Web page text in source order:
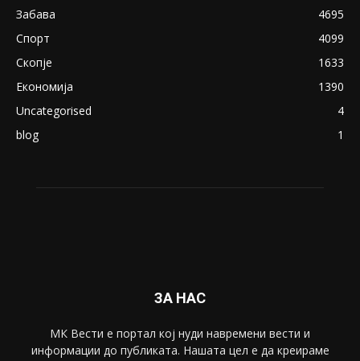
Забава
4695
Спорт
4099
Скопје
1633
Економија
1390
Uncategorised
4
blog
1
ЗА НАС
МК Вести е портал коj нуди навремени вести и
информации до публиката. Нашата цел е да креираме